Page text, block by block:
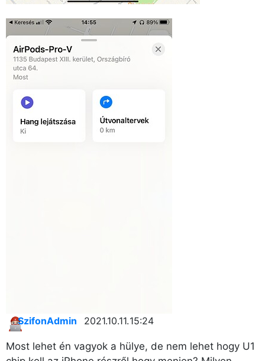
SzifonAdmin 2021.10.11. 15:24
Most lehet én vagyok a hülye, de nem lehet hogy U1